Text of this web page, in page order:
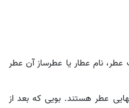
نام عطار یا عطرساز آن عطر
عطر هستند. بویی که بعد از